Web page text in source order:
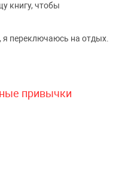
книгу, чтобы
переключаюсь на отдых.
привычки